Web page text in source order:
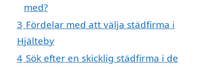
med?
3 Fördelar med att välja städfirma i
Hjälteby
4 Sök efter en skicklig städfirma i de